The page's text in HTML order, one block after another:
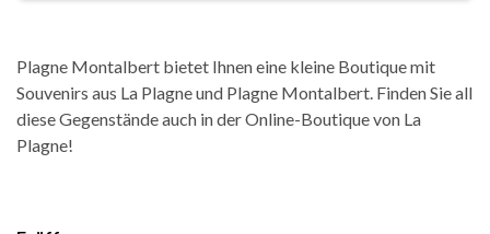
Plagne Montalbert bietet Ihnen eine kleine Boutique mit
Souvenirs aus La Plagne und Plagne Montalbert. Finden Sie all
diese Gegenstände auch in der Online-Boutique von La
Plagne!